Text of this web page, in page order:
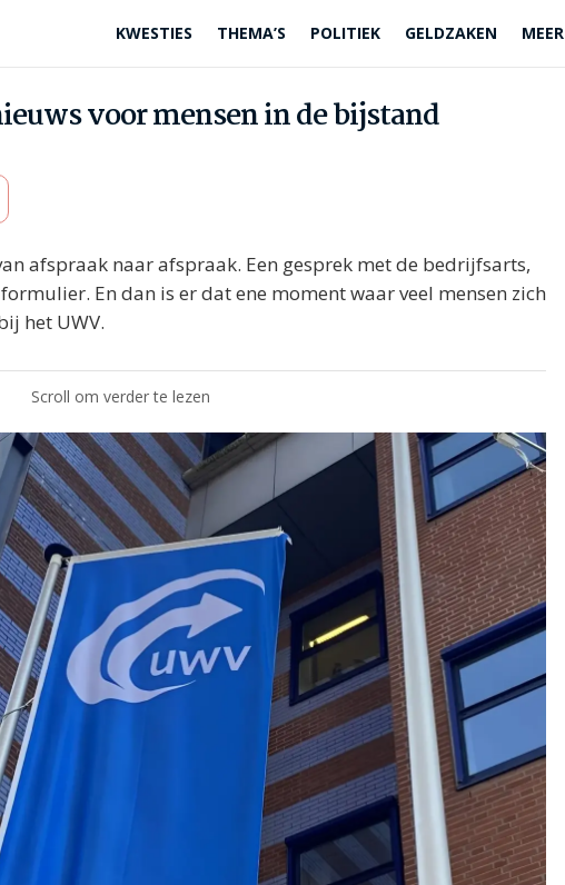
KWESTIES THEMA’S POLITIEK GELDZAKEN MEER
voor mensen in de bijstand
afspraak naar afspraak. Een gesprek met de bedrijfsarts,
En dan is er dat ene moment waar veel mensen zich
het UWV.
Scroll om verder te lezen